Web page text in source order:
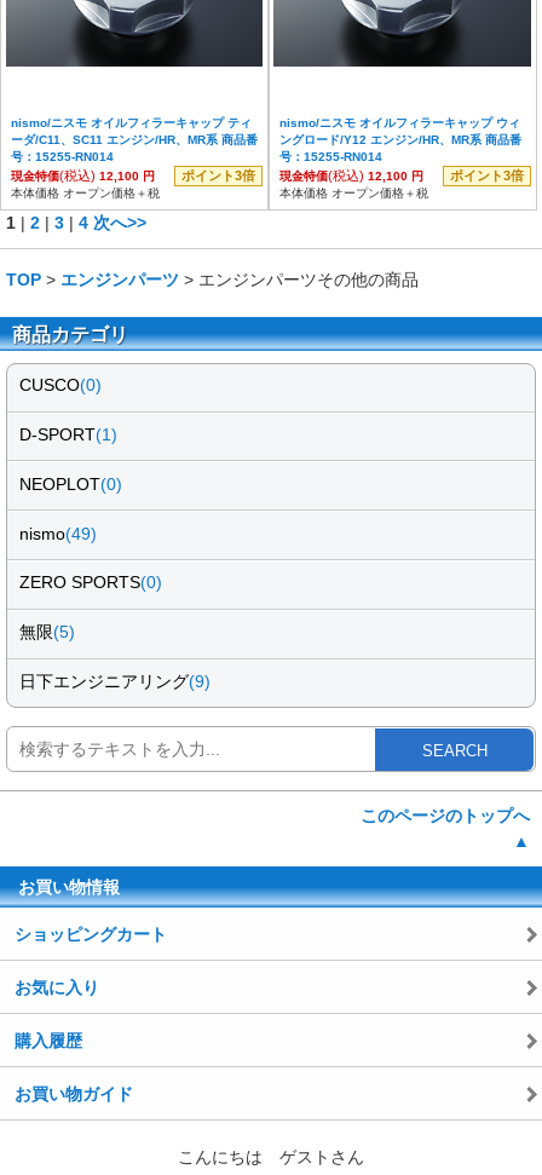
nismo/ニスモ オイルフィラーキャップ ティ
ーダ/C11、SC11 エンジン/HR、MR系 商品番
号：15255-RN014
現金特価(税込) 12,100 円 ポイント3倍
本体価格 オープン価格＋税
nismo/ニスモ オイルフィラーキャップ ウィ
ングロード/Y12 エンジン/HR、MR系 商品番
号：15255-RN014
現金特価(税込) 12,100 円 ポイント3倍
本体価格 オープン価格＋税
1 | 2 | 3 | 4 次へ>>
TOP > エンジンパーツ > エンジンパーツその他の商品
商品カテゴリ
CUSCO(0)
D-SPORT(1)
NEOPLOT(0)
nismo(49)
ZERO SPORTS(0)
無限(5)
日下エンジニアリング(9)
SEARCH
このページのトップへ
▲
お買い物情報
ショッピングカート
お気に入り
購入履歴
お買い物ガイド
こんにちは ゲストさん